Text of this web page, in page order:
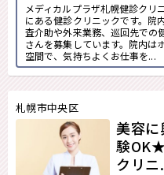
メディカルプラザ札幌健診クリ
にある健診クリニックです。院
査介助や外来業務、巡回先での
さんを募集しています。院内は
空間で、気持ちよくお仕事を...
札幌市中央区
美容
験
クリ